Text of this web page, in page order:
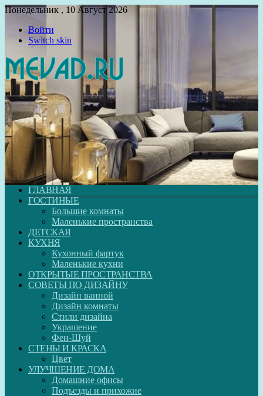
Понедельник , 10 Август 2026
Войти
Switch skin
ГЛАВНАЯ
ГОСТИНЫЕ
Большие комнаты
Маленькие пространства
ДЕТСКАЯ
КУХНЯ
Кухонный фартук
Маленькие кухни
ОТКРЫТЫЕ ПРОСТРАНСТВА
СОВЕТЫ ПО ДИЗАЙНУ
Дизайн ванной
Дизайн комнаты
Стили дизайна
Украшение
Фен-Шуй
СТЕНЫ И КРАСКА
Цвет
УЛУЧШЕНИЕ ДОМА
Домашние офисы
Подъезды и прихожие